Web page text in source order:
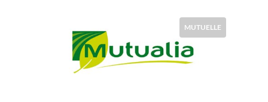
MUTUELLE